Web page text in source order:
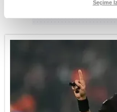
rızanız dahilinde kullanılacaktır.
Çerezlere ilişkin tercihlerinizi aşağıda
tıklayabilir,Çerez Bilgilendirme
6698 sayılı Kişisel Verilerin Korunması
Aydınlatma Metnimizi okumak ve
kullanılan çerezlerle ilgili bilgi almak
Seçime